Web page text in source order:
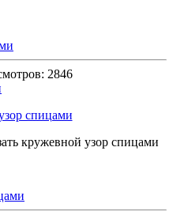
2846
кружевной узор спицами